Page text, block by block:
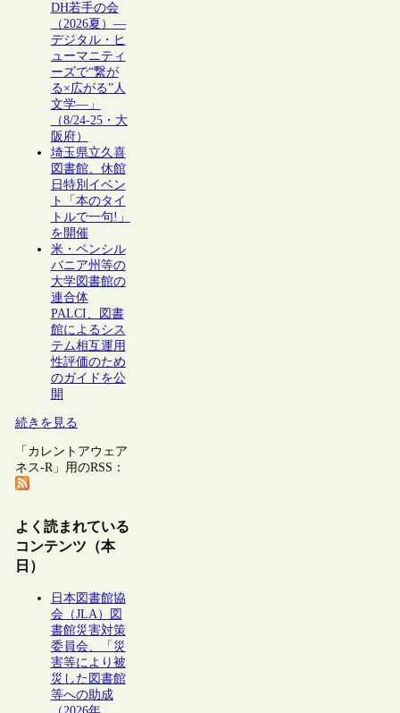
DH若手の会
（2026夏）―
デジタル・ヒ
ューマニティ
ーズで“繋が
る×広がる”人
文学―」
（8/24-25・大
阪府）
埼玉県立久喜
図書館、休館
日特別イベン
ト「本のタイ
トルで一句!」
を開催
米・ペンシル
バニア州等の
大学図書館の
連合体
PALCI、図書
館によるシス
テム相互運用
性評価のため
のガイドを公
開
続きを見る
「カレントアウェア
ネス-R」用のRSS：
よく読まれている
コンテンツ（本
日）
日本図書館協
会（JLA）図
書館災害対策
委員会、「災
害等により被
災した図書館
等への助成